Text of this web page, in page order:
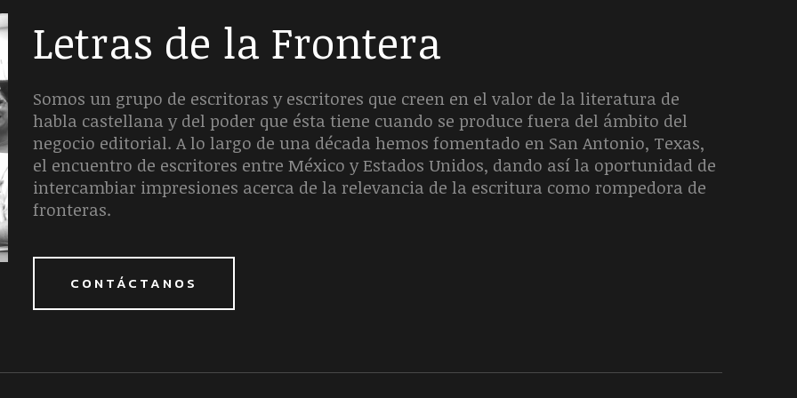
Letras de la Frontera
Somos un grupo de escritoras y escritores que creen en el valor de la literatura de
habla castellana y del poder que ésta tiene cuando se produce fuera del ámbito del
negocio editorial. A lo largo de una década hemos fomentado en San Antonio, Texas,
el encuentro de escritores entre México y Estados Unidos, dando así la oportunidad de
intercambiar impresiones acerca de la relevancia de la escritura como rompedora de
fronteras.
CONTÁCTANOS